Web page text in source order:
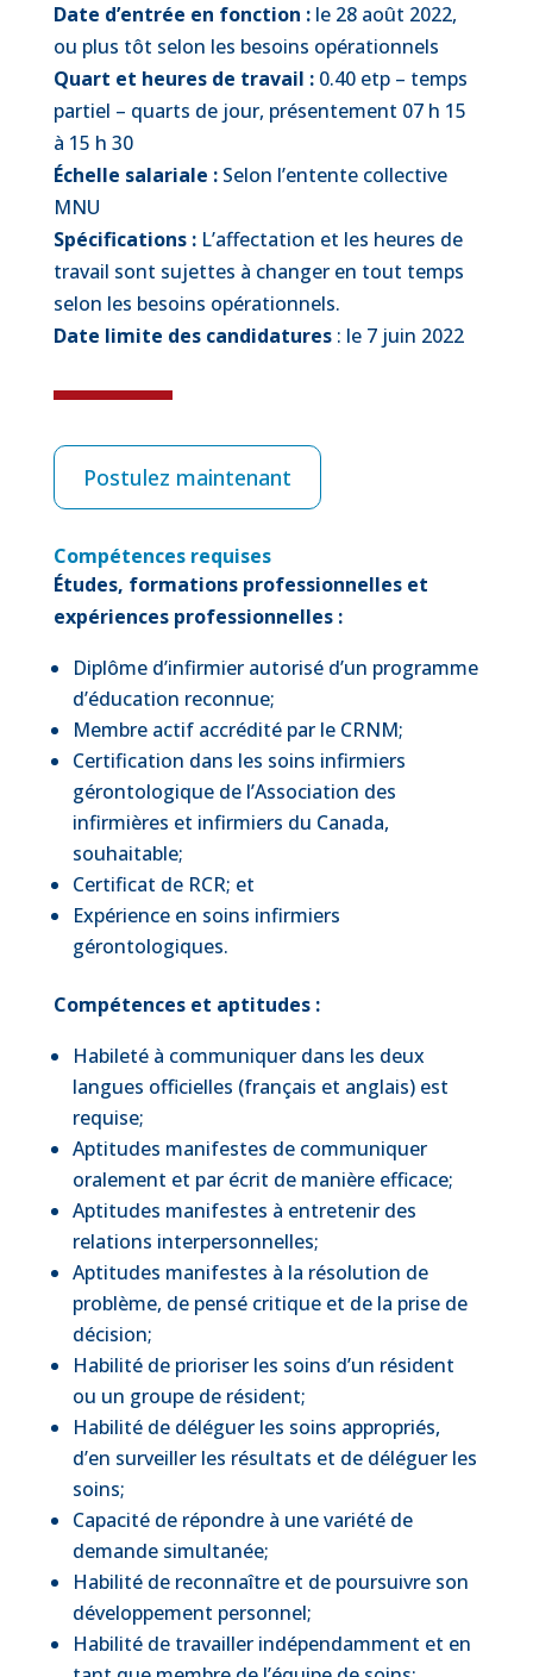
Date d’entrée en fonction : le 28 août 2022,
ou plus tôt selon les besoins opérationnels
Quart et heures de travail :0.40 etp – temps
partiel – quarts de jour, présentement 07 h 15
à 15 h 30
Échelle salariale :Selon l’entente collective
MNU
Spécifications :L’affectation et les heures de
travail sont sujettes à changer en tout temps
selon les besoins opérationnels.
Date limite des candidatures : le 7 juin 2022
Postulez maintenant
Compétences requises
Études, formations professionnelles et
expériences professionnelles :
Diplôme d’infirmier autorisé d’un programme
d’éducation reconnue;
Membre actif accrédité par le CRNM;
Certification dans les soins infirmiers
gérontologique de l’Association des
infirmières et infirmiers du Canada,
souhaitable;
Certificat de RCR; et
Expérience en soins infirmiers
gérontologiques.
Compétences et aptitudes :
Habileté à communiquer dans les deux
langues officielles (français et anglais) est
requise;
Aptitudes manifestes de communiquer
oralement et par écrit de manière efficace;
Aptitudes manifestes à entretenir des
relations interpersonnelles;
Aptitudes manifestes à la résolution de
problème, de pensé critique et de la prise de
décision;
Habilité de prioriser les soins d’un résident
ou un groupe de résident;
Habilité de déléguer les soins appropriés,
d’en surveiller les résultats et de déléguer les
soins;
Capacité de répondre à une variété de
demande simultanée;
Habilité de reconnaître et de poursuivre son
développement personnel;
Habilité de travailler indépendamment et en